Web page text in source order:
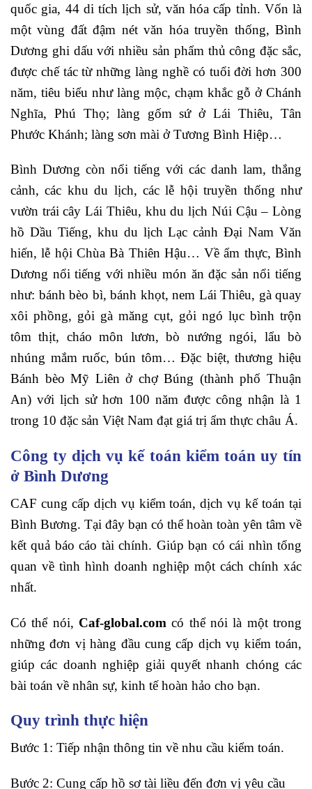
quốc gia, 44 di tích lịch sử, văn hóa cấp tỉnh. Vốn là
một vùng đất đậm nét văn hóa truyền thống, Bình
Dương ghi dấu với nhiều sản phẩm thủ công đặc sắc,
được chế tác từ những làng nghề có tuổi đời hơn 300
năm, tiêu biểu như làng mộc, chạm khắc gỗ ở Chánh
Nghĩa, Phú Thọ; làng gốm sứ ở Lái Thiêu, Tân
Phước Khánh; làng sơn mài ở Tương Bình Hiệp…
Bình Dương còn nổi tiếng với các danh lam, thắng
cảnh, các khu du lịch, các lễ hội truyền thống như
vườn trái cây Lái Thiêu, khu du lịch Núi Cậu – Lòng
hồ Dầu Tiếng, khu du lịch Lạc cảnh Đại Nam Văn
hiến, lễ hội Chùa Bà Thiên Hậu… Về ẩm thực, Bình
Dương nổi tiếng với nhiều món ăn đặc sản nổi tiếng
như: bánh bèo bì, bánh khọt, nem Lái Thiêu, gà quay
xôi phồng, gỏi gà măng cụt, gỏi ngó lục bình trộn
tôm thịt, cháo môn lươn, bò nướng ngói, lẩu bò
nhúng mắm ruốc, bún tôm… Đặc biệt, thương hiệu
Bánh bèo Mỹ Liên ở chợ Búng (thành phố Thuận
An) với lịch sử hơn 100 năm được công nhận là 1
trong 10 đặc sản Việt Nam đạt giá trị ẩm thực châu Á.
Công ty dịch vụ kế toán kiểm toán uy tín
ở Bình Dương
CAF cung cấp dịch vụ kiểm toán, dịch vụ kế toán tại
Bình Bương. Tại đây bạn có thể hoàn toàn yên tâm về
kết quả báo cáo tài chính. Giúp bạn có cái nhìn tổng
quan về tình hình doanh nghiệp một cách chính xác
nhất.
Có thể nói, Caf-global.com có thể nói là một trong
những đơn vị hàng đầu cung cấp dịch vụ kiểm toán,
giúp các doanh nghiệp giải quyết nhanh chóng các
bài toán về nhân sự, kinh tế hoàn hảo cho bạn.
Quy trình thực hiện
Bước 1: Tiếp nhận thông tin về nhu cầu kiểm toán.
Bước 2: Cung cấp hồ sơ tài liều đến đơn vị yêu cầu